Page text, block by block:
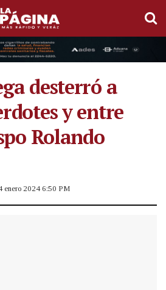
desterró a
y entre
Rolando
enero 2024 6:50 PM